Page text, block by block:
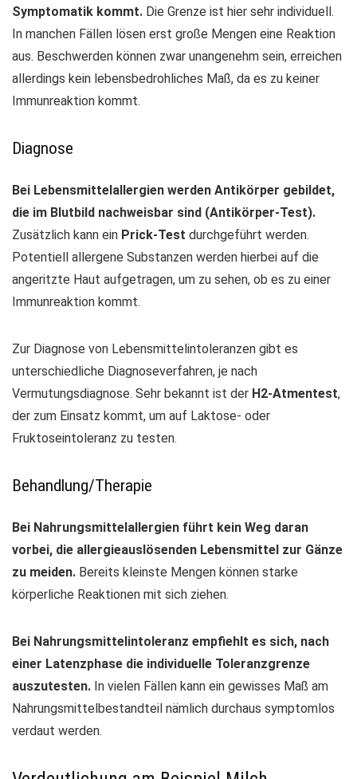
Symptomatik kommt. Die Grenze ist hier sehr individuell.
In manchen Fällen lösen erst große Mengen eine Reaktion
aus. Beschwerden können zwar unangenehm sein, erreichen
allerdings kein lebensbedrohliches Maß, da es zu keiner
Immunreaktion kommt.
Diagnose
Bei Lebensmittelallergien werden Antikörper gebildet,
die im Blutbild nachweisbar sind (Antikörper-Test).
Zusätzlich kann ein Prick-Test durchgeführt werden.
Potentiell allergene Substanzen werden hierbei auf die
angeritzte Haut aufgetragen, um zu sehen, ob es zu einer
Immunreaktion kommt.
Zur Diagnose von Lebensmittelintoleranzen gibt es
unterschiedliche Diagnoseverfahren, je nach
Vermutungsdiagnose. Sehr bekannt ist der H2-Atmentest,
der zum Einsatz kommt, um auf Laktose- oder
Fruktoseintoleranz zu testen.
Behandlung/Therapie
Bei Nahrungsmittelallergien führt kein Weg daran
vorbei, die allergieauslösenden Lebensmittel zur Gänze
zu meiden. Bereits kleinste Mengen können starke
körperliche Reaktionen mit sich ziehen.
Bei Nahrungsmittelintoleranz empfiehlt es sich, nach
einer Latenzphase die individuelle Toleranzgrenze
auszutesten. In vielen Fällen kann ein gewisses Maß am
Nahrungsmittelbestandteil nämlich durchaus symptomlos
verdaut werden.